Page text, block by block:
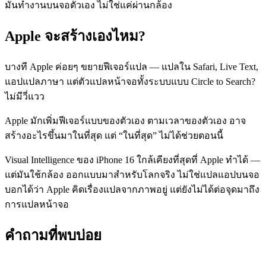
มันทำงานบนจอตัวเอง ไม่ใช่แค่ผ่านกล้อง
Apple จะสร้างเองไหม?
บางที Apple ค่อยๆ ขยายฟีเจอร์แปล — แปลใน Safari, Live Text,
แอปแปลภาษา แต่ตัวแปลหน้าจอทั้งระบบแบบ Circle to Search?
ไม่มีวี่แวว
Apple มักเพิ่มฟีเจอร์แบบของตัวเอง ตามเวลาของตัวเอง อาจ
สร้างอะไรขึ้นมาในที่สุด แต่ “ในที่สุด” ไม่ได้ช่วยตอนนี้
Visual Intelligence ของ iPhone 16 ใกล้เคียงที่สุดที่ Apple ทำได้ —
แต่มันใช้กล้อง ออกแบบมาสำหรับโลกจริง ไม่ใช่แปลแอปบนจอ
บอกได้ว่า Apple คิดเรื่องแปลจากภาพอยู่ แต่ยังไม่ได้ต่อจุดมาถึง
การแปลหน้าจอ
คำถามที่พบบ่อย